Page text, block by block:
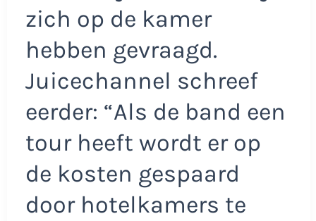
zich op de kamer
hebben gevraagd.
Juicechannel schreef
eerder: “Als de band een
tour heeft wordt er op
de kosten gespaard
door hotelkamers te